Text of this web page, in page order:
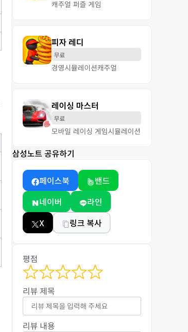
캐주얼 퍼즐 게임
피자 레디
무료
경영시뮬레이션캐주얼
레이싱 마스터
무료
모바일 레이싱 게임시뮬레이션
삼성노트 공유하기
페이스북
밴드
네이버
라인
X
링크 복사
평점
리뷰 제목
리뷰 내용